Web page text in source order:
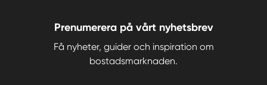
Prenumerera på vårt nyhetsbrev
Få nyheter, guider och inspiration om
bostadsmarknaden.